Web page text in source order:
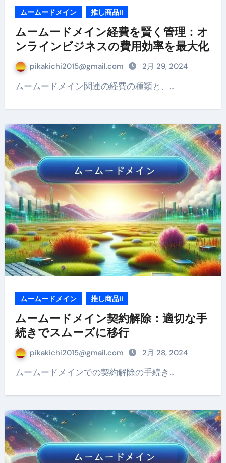
ムームードメイン 推し商品II
ムームードメイン経費を賢く管理：オ
ンラインビジネスの費用効率を最大化
pikakichi2015@gmail.com 2月 29, 2024
ムームードメイン関連の経費の種類と、…
ムームードメイン 推し商品II
ムームードメイン契約解除：適切な手
続きでスムーズに移行
pikakichi2015@gmail.com 2月 28, 2024
ムームードメインでの契約解除の手続き…